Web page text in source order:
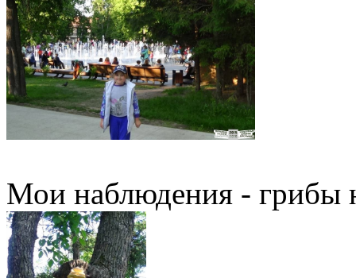
Мои наблюдения - грибы